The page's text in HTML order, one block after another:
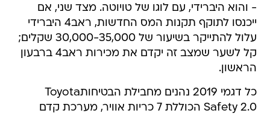
- והוא היברידי, עם לוגו של טויוטה. מצד שני, אם
ייכנסו לתוקף תקנות המס החדשות, ראב4 היברידי
עלול להתייקר בשיעור של 30,000-35,000 שקלים;
קל לשער שמצב זה יקדם את מכירות ראב4 ברבעון
הראשון.
כל דגמי 2019 נהנים מחבילת הבטיחותToyota
Safety 2.0 הכוללת 7 כריות אוויר, מערכת קדם